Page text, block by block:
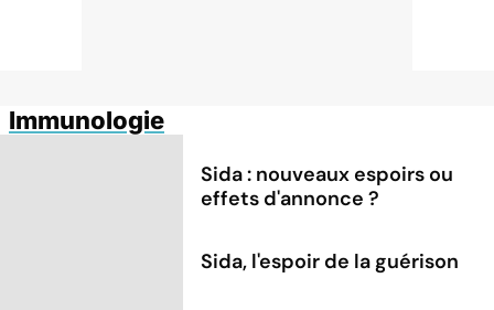
Immunologie
Sida : nouveaux espoirs ou
effets d'annonce ?
Sida, l'espoir de la guérison